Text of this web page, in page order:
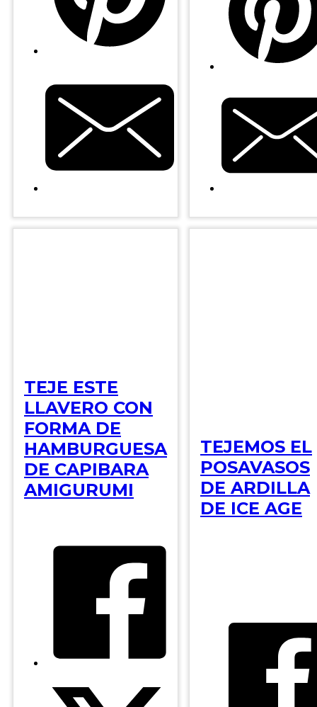
TEJE ESTE
LLAVERO CON
FORMA DE
HAMBURGUESA
DE CAPIBARA
AMIGURUMI
TEJEMOS EL
POSAVASOS
DE ARDILLA
DE ICE AGE